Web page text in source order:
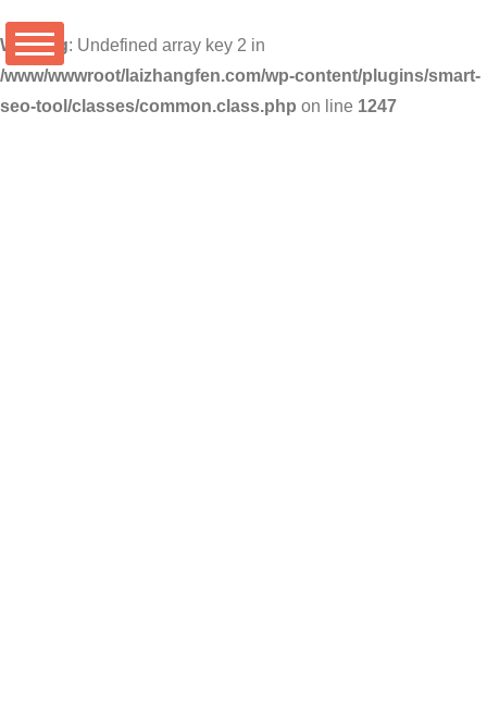
Warning: Undefined array key 2 in
/www/wwwroot/laizhangfen.com/wp-content/plugins/smart-
seo-tool/classes/common.class.php on line 1247